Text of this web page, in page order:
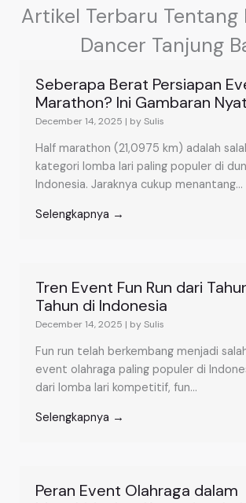
Artikel Terbaru Tentang
Dancer Tanjung
Seberapa Berat Persiapan
Marathon? Ini Gambaran
December 14, 2025 | by Sulis
Half marathon (21,0975 km) adalah
kategori lomba lari paling populer di
Indonesia. Jaraknya cukup menantang...
Selengkapnya →
Tren Event Fun Run dari
Tahun di Indonesia
December 14, 2025 | by Sulis
Fun run telah berkembang menjadi
event olahraga paling populer di
dari lomba lari kompetitif, fun...
Selengkapnya →
Peran Event Olahraga dalam